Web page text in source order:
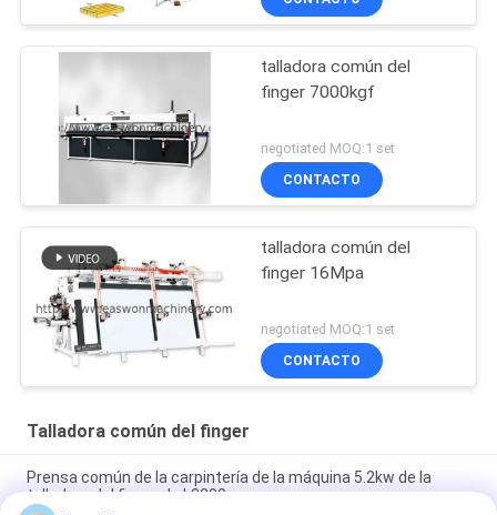
talladora común del
finger 7000kgf
negotiated MOQ:1 set
CONTACTO
talladora común del
finger 16Mpa
negotiated MOQ:1 set
CONTACTO
Talladora común del finger
Prensa común de la carpintería de la máquina 5.2kw de la
talladora del finger de L3200mm